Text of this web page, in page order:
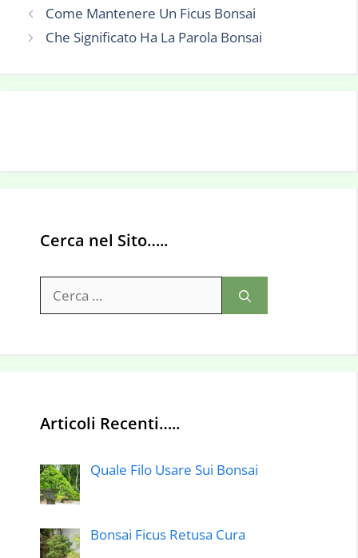
Come Mantenere Un Ficus Bonsai
Che Significato Ha La Parola Bonsai
Cerca nel Sito…..
per:
Articoli Recenti…..
Quale Filo Usare Sui Bonsai
Bonsai Ficus Retusa Cura